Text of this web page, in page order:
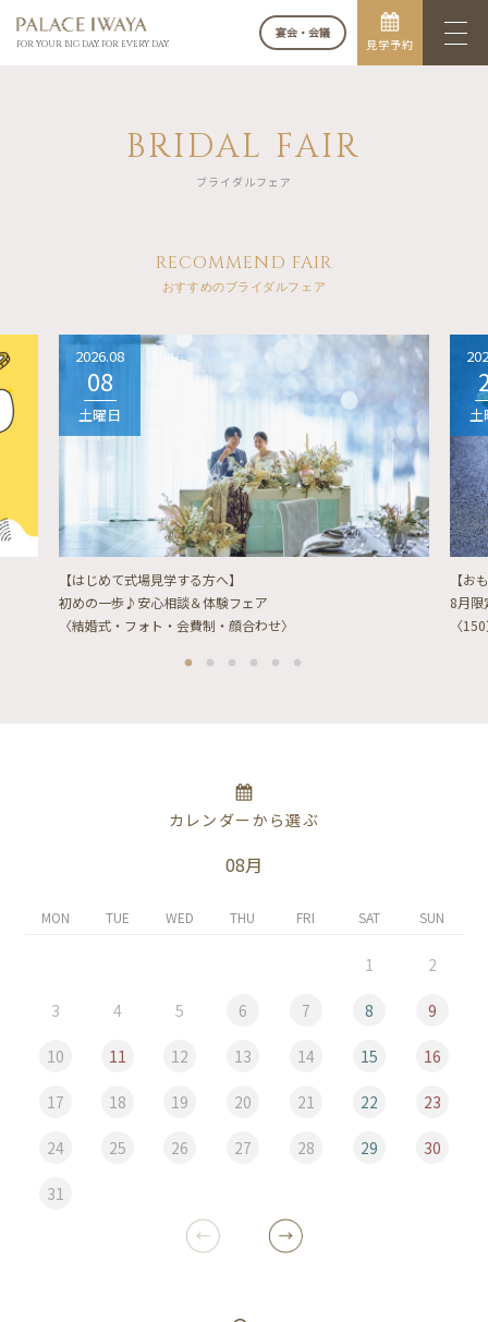
FOR YOUR BIG DAY. FOR EVERY DAY.
宴会・会議
見学予約
BRIDAL FAIR
ブライダルフェア
RECOMMEND FAIR
おすすめのブライダルフェア
2026.08
08
土曜日
【はじめて式場見学する方へ】
初めの一歩♪安心相談＆体験フェア
〈結婚式・フォト・会費制・顔合わせ〉
土
【お
8月限
〈
カレンダーから選ぶ
08月
MON TUE WED THU FRI SAT SUN
1 2
3 4 5 6 7 8 9
10 11 12 13 14 15 16
17 18 19 20 21 22 23
24 25 26 27 28 29 30
31